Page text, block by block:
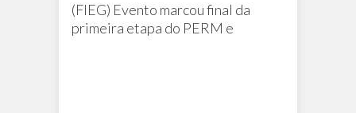
(FIEG) Evento marcou final da
primeira etapa do PERM e